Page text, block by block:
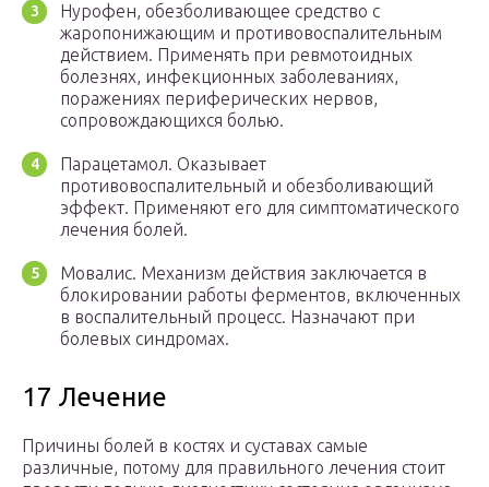
Нурофен, обезболивающее средство с
жаропонижающим и противовоспалительным
действием. Применять при ревмотоидных
болезнях, инфекционных заболеваниях,
поражениях периферических нервов,
сопровождающихся болью.
Парацетамол. Оказывает
противовоспалительный и обезболивающий
эффект. Применяют его для симптоматического
лечения болей.
Мовалис. Механизм действия заключается в
блокировании работы ферментов, включенных
в воспалительный процесс. Назначают при
болевых синдромах.
17 Лечение
Причины болей в костях и суставах самые
различные, потому для правильного лечения стоит